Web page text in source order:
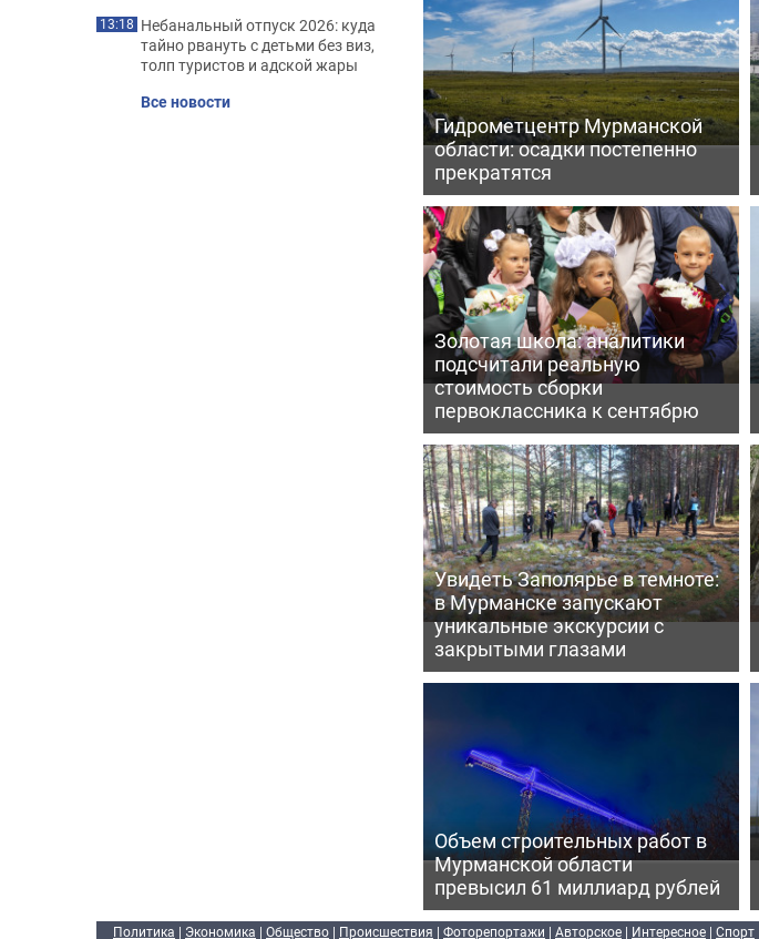
Гидрометцентр Мурманской
области: осадки постепенно
прекратятся
Золотая школа: аналитики
подсчитали реальную
стоимость сборки
первоклассника к сентябрю
Увидеть Заполярье в темноте:
в Мурманске запускают
уникальные экскурсии с
закрытыми глазами
Объем строительных работ в
Мурманской области
превысил 61 миллиард рублей
13:18 Небанальный отпуск 2026: куда
тайно рвануть с детьми без виз,
толп туристов и адской жары
Все новости
Политика | Экономика | Общество | Происшествия | Фоторепортажи | Авторское | Интересное | Спорт